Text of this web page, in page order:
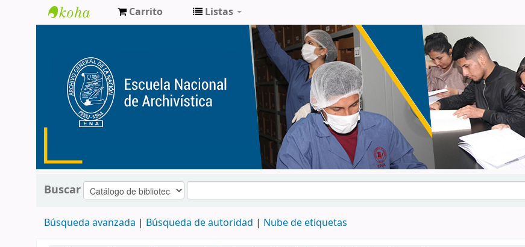
Biblioteca
ENA
Carrito Listas
Buscar
Búsqueda avanzada Búsqueda de autoridad Nube de etiquetas